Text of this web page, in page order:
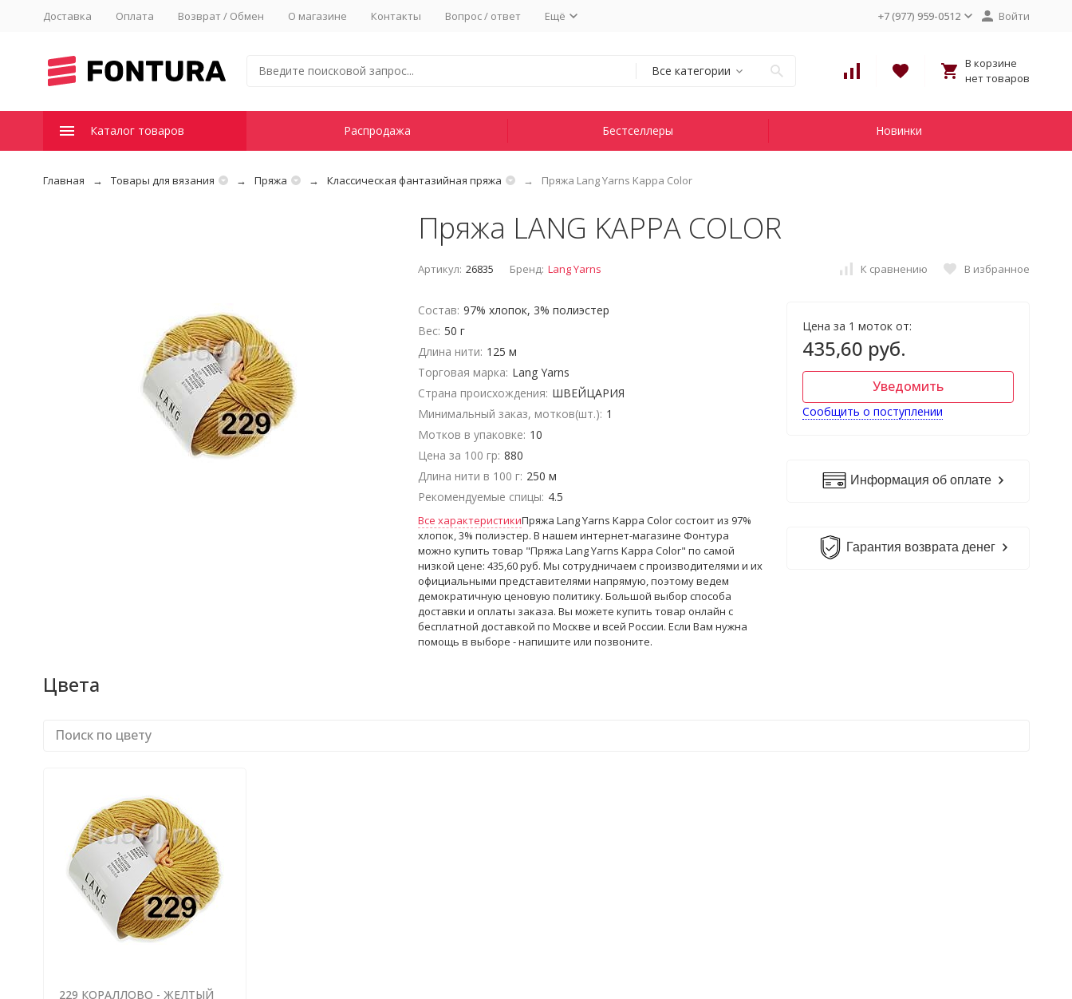
Доставка Оплата Возврат / Обмен О магазине Контакты Вопрос / ответ Ещё +7 (977) 959-0512 Войти
Все категории
В корзине
нет товаров
Каталог товаров Распродажа Бестселлеры Новинки
Главная Товары для вязания Пряжа Классическая фантазийная пряжа Пряжа Lang Yarns Kappa Color
Пряжа LANG KAPPA COLOR
Артикул: 26835 Бренд: Lang Yarns К сравнению В избранное
Состав: 97% хлопок, 3% полиэстер
Вес: 50 г
Длина нити: 125 м
Торговая марка: Lang Yarns
Страна происхождения: ШВЕЙЦАРИЯ
Минимальный заказ, мотков(шт.): 1
Мотков в упаковке: 10
Цена за 100 гр: 880
Длина нити в 100 г: 250 м
Рекомендуемые спицы: 4.5
Все характеристикиПряжа Lang Yarns Kappa Color состоит из 97%
хлопок, 3% полиэстер. В нашем интернет-магазине Фонтура
можно купить товар "Пряжа Lang Yarns Kappa Color" по самой
низкой цене: 435,60 руб. Мы сотрудничаем с производителями и их
официальными представителями напрямую, поэтому ведем
демократичную ценовую политику. Большой выбор способа
доставки и оплаты заказа. Вы можете купить товар онлайн с
бесплатной доставкой по Москве и всей России. Если Вам нужна
помощь в выборе - напишите или позвоните.
Цена за 1 моток от:
435,60 руб.
Уведомить
Сообщить о поступлении
Информация об оплате
Гарантия возврата денег
Цвета
229 КОРАЛЛОВО - ЖЕЛТЫЙ